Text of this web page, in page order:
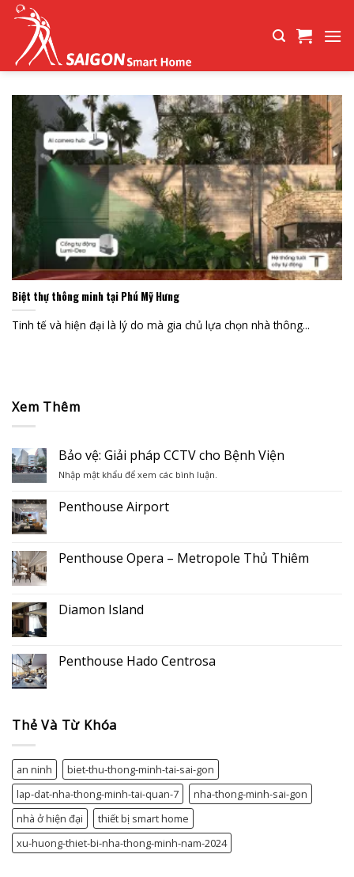
dung
Biệt thự thông minh tại Phú Mỹ Hưng
Tinh tế và hiện đại là lý do mà gia chủ lựa chọn nhà thông...
Xem Thêm
Bảo vệ: Giải pháp CCTV cho Bệnh Viện
Nhập mật khẩu để xem các bình luận.
Penthouse Airport
luận
ởPenthouse Opera – Metropole Thủ Thiêm
luận
ở
Metropole
Thủ
Diamon Island
luận
ởPenthouse Hado Centrosa
Penthouse
Thẻ Và Từ Khóa
an ninh
biet-thu-thong-minh-tai-sai-gon
lap-dat-nha-thong-minh-tai-quan-7
nha-thong-minh-sai-gon
nhà ở hiện đại
thiết bị smart home
xu-huong-thiet-bi-nha-thong-minh-nam-2024